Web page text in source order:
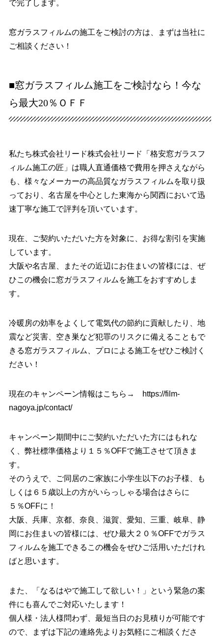
で完了します。
窓ガラスフィルムの施工をご検討の方は、まずは当社に
ご相談ください！
■窓ガラスフィルム施工をご検討なら！今な
ら最大20％ＯＦＦ
私たち株式会社リード株式会社リード「格安窓ガラスフ
ィルム施工の匠」は職人直通価格で費用を押さえながら
も、様々なメーカーの高品質なガラスフィルムを取り扱
っており、名古屋を中心とした東海から関西において迅
速丁寧な施工で評判を頂いています。
現在、ご契約いただいた方を対象に、お得な割引を実施
しています。
大阪や名古屋、またその近辺にお住まいの皆様には、ぜ
ひこの機会に窓ガラスフィルムを施工をおすすめしま
す。
冷暖房の効率をよくして電気代の節約に貢献したり、地
震など災害、空き巣など犯罪のリスクに備えることもで
きる窓ガラスフィルム、プロによる施工をぜひご検討く
ださい！
現在のキャンペーン情報はこちら→
https://film-
nagoya.jp/contact/
キャンペーン期間中にご契約いただいた方にはもれな
く、弊社標準価格より１５％OFFで施工させて頂きま
す。
そのうえで、ご同居のご家族に小学生以下のお子様、も
しくは６５歳以上の方がいらっしゃる場合はさらに
５％OFFに！
大阪、兵庫、京都、奈良、滋賀、愛知、三重、岐阜、静
岡にお住まいの皆様には、ぜひ最大２０％OFFでガラス
フィルムを施工できるこの機会をぜひご活用いただけれ
ばと思います。
また、「なるはやで施工して欲しい！」という緊急の案
件にも喜んでご対応いたします！
個人様・法人様問わず、最短当日のお見積りが可能です
ので、まずは下記の連絡先よりお気軽にご相談くださ